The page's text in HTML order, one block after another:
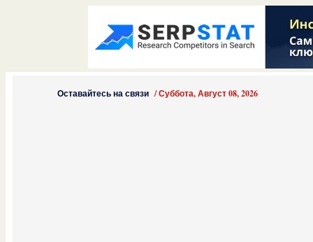
Оставайтесь на связи /Суббота, Август 08, 2026